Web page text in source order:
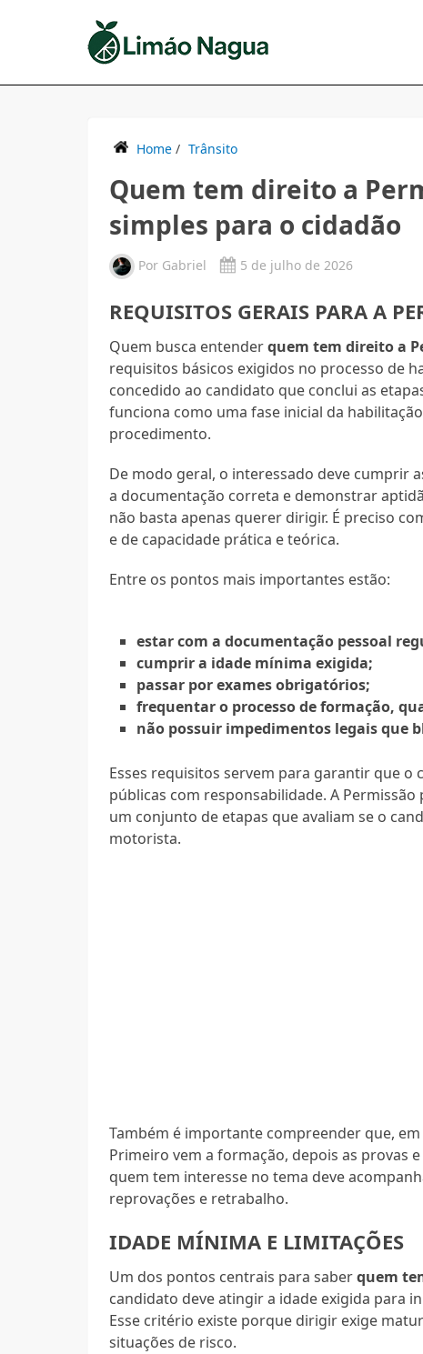
Home / Trânsito
Quem tem direito a
simples para o cidadão
Por Gabriel 5 de julho de 2026
REQUISITOS GERAIS PARA A
Quem busca entenderquem tem direito a
requisitos básicos exigidos no processo de
concedido ao candidato que conclui as
funciona como uma fase inicial da
procedimento.
De modo geral, o interessado deve cumprir
a documentação correta e demonstrar
não basta apenas querer dirigir. É preciso
e de capacidade prática e teórica.
Entre os pontos mais importantes estão:
estar com a documentação pessoal
cumprir a idade mínima exigida;
passar por exames obrigatórios;
frequentar o processo de formação,
não possuir impedimentos legais que
Esses requisitos servem para garantir que
públicas com responsabilidade. A
um conjunto de etapas que avaliam se o
motorista.
Também é importante compreender que,
Primeiro vem a formação, depois as provas
quem tem interesse no tema deve
reprovações e retrabalho.
IDADE MÍNIMA E LIMITAÇÕES
Um dos pontos centrais para saberquem
candidato deve atingir a idade exigida para
Esse critério existe porque dirigir exige
situações de risco.